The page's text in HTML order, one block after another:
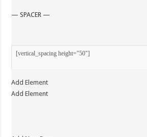
— SPACER —
Add Element
Add Element